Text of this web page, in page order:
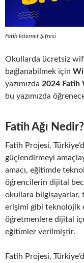
Fatih İnternet Şifresi
Okullarda ücretsiz
bağlanabilmek için
yazımızda 2024 Fatih
bu yazımızda
Fatih Ağı Nedir?
Fatih Projesi,
güçlendirmeyi
amacı, eğitimde
öğrencilerin dijital
okullara bilgisayarlar,
erişimi gibi teknolojik
öğretmenlere dijital
eğitimler verilmiştir.
Fatih Projesi,